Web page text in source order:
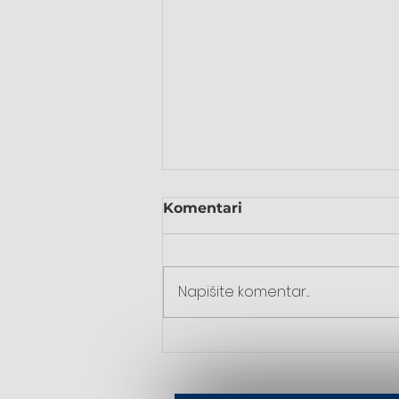
Komentari
Napišite komentar...